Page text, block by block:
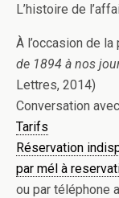
L’histoire de
À l’occasion de la
de 1894 à nos
Lettres, 2014)
Conversation avec
Tarifs
Réservation
par mél à
ou par téléphone